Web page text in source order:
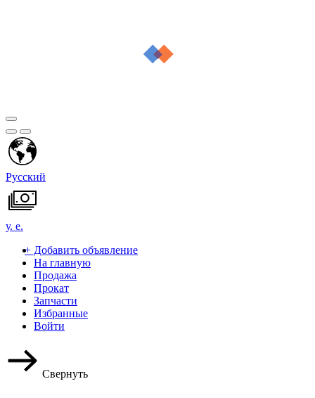
Русский
у. е.
+ Добавить объявление
На главную
Продажа
Прокат
Запчасти
Избранные
Войти
Свернуть